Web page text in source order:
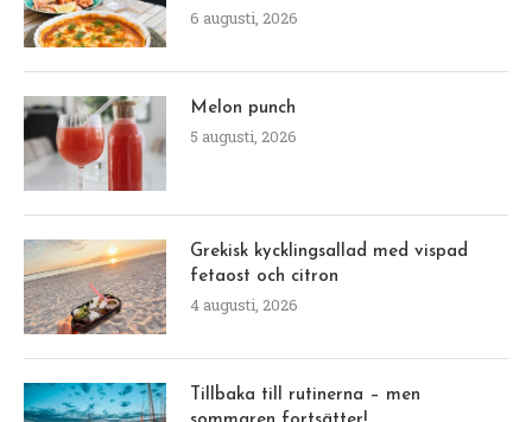
6 augusti, 2026
Melon punch
5 augusti, 2026
Grekisk kycklingsallad med vispad
fetaost och citron
4 augusti, 2026
Tillbaka till rutinerna – men